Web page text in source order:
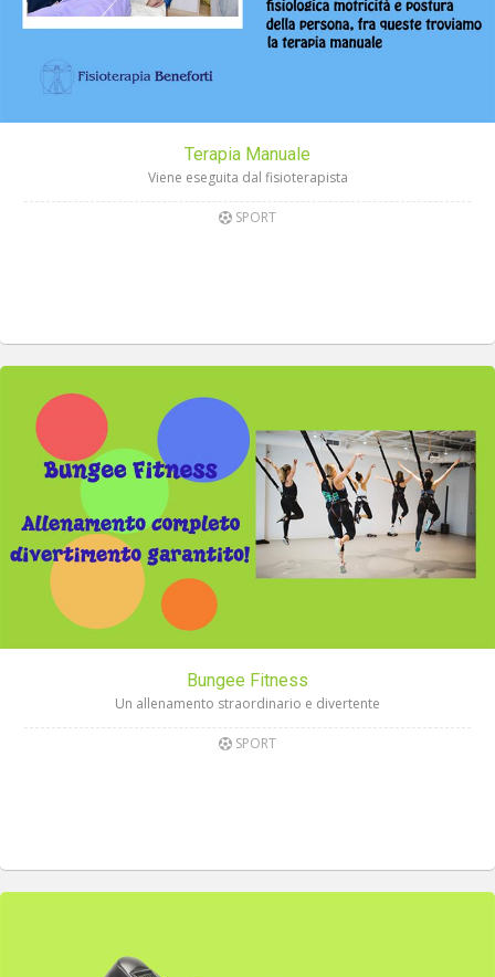
Terapia Manuale
Viene eseguita dal fisioterapista
SPORT
Bungee Fitness
Un allenamento straordinario e divertente
SPORT